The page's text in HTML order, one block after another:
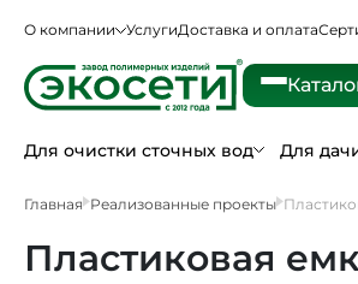
О компании УслугиДоставка и оплата
Для очистки сточных вод Для
Главная Реализованные проекты
Пластиковая